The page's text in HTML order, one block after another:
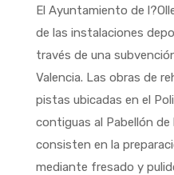
El Ayuntamiento de
de las instalaciones
través de una
Valencia. Las obras de
pistas ubicadas en el
contiguas al Pabellón de
consisten en la
mediante fresado y